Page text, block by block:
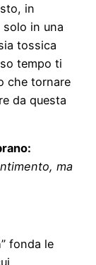
in
solo in una
tossica
tempo ti
che tornare
da questa
ma
fonda le